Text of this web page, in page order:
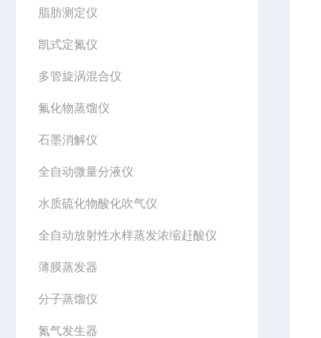
脂肪测定仪
凯式定氮仪
多管旋涡混合仪
氟化物蒸馏仪
石墨消解仪
全自动微量分液仪
水质硫化物酸化吹气仪
全自动放射性水样蒸发浓缩赶酸仪
薄膜蒸发器
分子蒸馏仪
氮气发生器